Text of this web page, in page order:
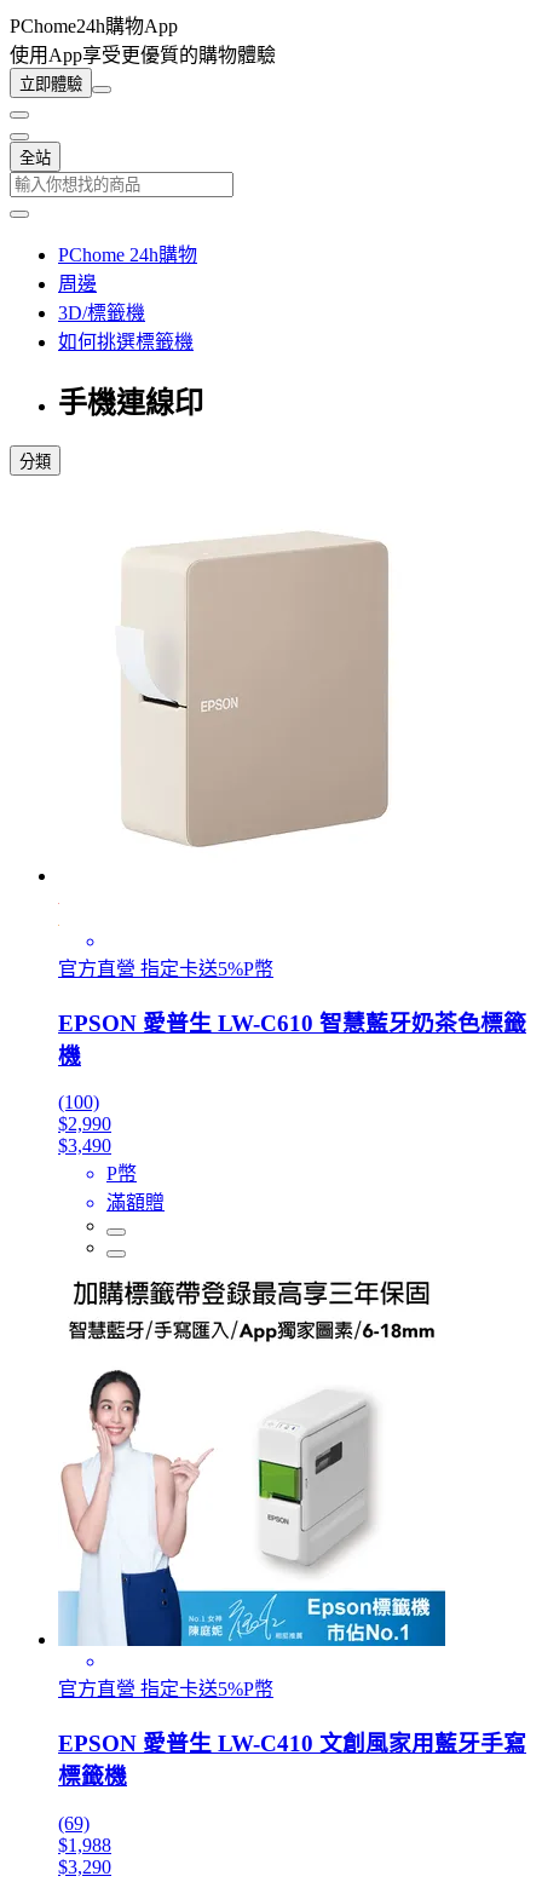
PChome24h購物App
使用App享受更優質的購物體驗
立即體驗
全站
PChome 24h購物
周邊
3D/標籤機
如何挑選標籤機
手機連線印
分類
官方直營 指定卡送5%P幣
EPSON 愛普生 LW-C610 智慧藍牙奶茶色標籤
機
(100)
$2,990
$3,490
P幣
滿額贈
官方直營 指定卡送5%P幣
EPSON 愛普生 LW-C410 文創風家用藍牙手寫
標籤機
(69)
$1,988
$3,290